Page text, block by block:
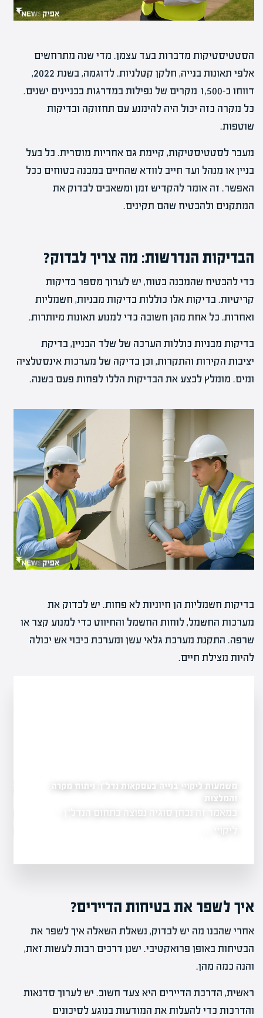
הסטטיסטיקות מדברות בעד עצמן. מדי שנה מתרחשים
אלפי תאונות בנייה, חלקן קטלניות. לדוגמה, בשנת 2022,
דווחו כ-1,500 מקרים של נפילות במדרגות בבניינים ישנים.
כל מקרה כזה יכול היה להימנע עם תחזוקה ובדיקות
שוטפות.
מעבר לסטטיסטיקות, קיימת גם אחריות מוסרית. כל בעל
בניין או מנהל ועד חייב לוודא שהחיים במבנה בטוחים ככל
האפשר. זה אומר להקדיש זמן ומשאבים לבדוק את
המתקנים ולהבטיח שהם תקינים.
הבדיקות הנדרשות: מה צריך לבדוק?
כדי להבטיח שהמבנה בטוח, יש לערוך מספר בדיקות
קריטיות. בדיקות אלו כוללות בדיקות מבניות, חשמליות
ואחרות. כל אחת מהן חשובה כדי למנוע תאונות מיותרות.
בדיקות מבניות כוללות הערכה של שלד הבניין, בדיקת
יציבות הקירות והתקרות, וכן בדיקה של מערכות אינסטלציה
ומים. מומלץ לבצע את הבדיקות הללו לפחות פעם בשנה.
בדיקות חשמליות הן חיוניות לא פחות. יש לבדוק את
מערכות החשמל, לוחות החשמל והחיווט כדי למנוע קצר או
שרפה. התקנת מערכת גלאי עשן ומערכת כיבוי אש יכולה
להיות מצילת חיים.
על שוק
גרופית
משמעות ליקויי בנייה בעסקאות נדל"ן: ניתוח מקרה
והמלצות
במאמר זה נבחן סוגיה נפוצה בתחום הנדל"ן -
ליקויי…
התמודדות עם שריפות
איך לשפר את בטיחות הדיירים?
אחרי שהבנו מה יש לבדוק, נשאלת השאלה איך לשפר את
הבטיחות באופן פרואקטיבי. ישנן דרכים רבות לעשות זאת,
והנה כמה מהן.
ראשית, הדרכת הדיירים היא צעד חשוב. יש לערוך סדנאות
והדרכות כדי להעלות את המודעות בנוגע לסיכונים